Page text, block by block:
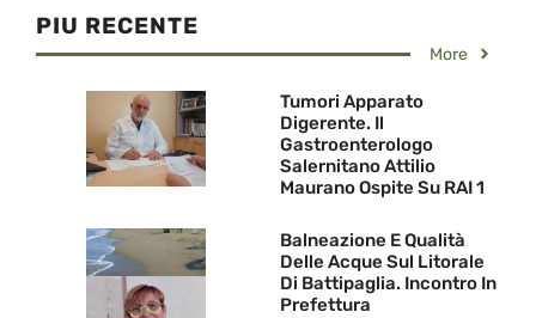
PIU RECENTE
More
Tumori Apparato
Digerente. Il
Gastroenterologo
Salernitano Attilio
Maurano Ospite Su RAI 1
Balneazione E Qualità
Delle Acque Sul Litorale
Di Battipaglia. Incontro In
Prefettura